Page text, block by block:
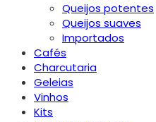
Queijos potentes
Queijos suaves
Importados
Cafés
Charcutaria
Geleias
Vinhos
Kits